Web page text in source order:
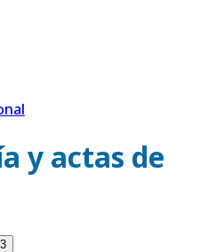
y actas de